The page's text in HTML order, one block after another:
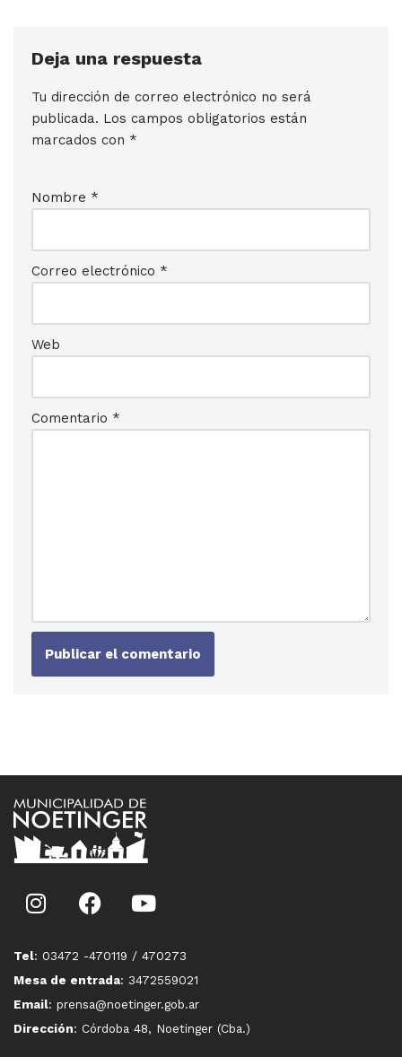
Deja una respuesta
Tu dirección de correo electrónico no será
publicada. Los campos obligatorios están
marcados con *
Nombre *
Correo electrónico *
Web
Comentario *
Tel: 03472 -470119 / 470273
Mesa de entrada: 3472559021
Email: prensa@noetinger.gob.ar
Dirección: Córdoba 48, Noetinger (Cba.)